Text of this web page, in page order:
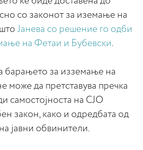
со законот за иземање на
Јанева со решение го одби
на Фетаи и Бубевски.
барањето за изземање на
може да претставува пречка
самостојноста на СЈО
закон, како и одредбата од
јавни обвинители.